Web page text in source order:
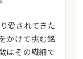
愛されてきた
かけて挑む銘
はその繊細で